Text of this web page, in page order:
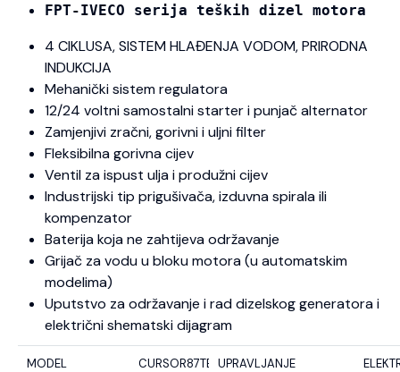
FPT-IVECO serija teških dizel motora
4 CIKLUSA, SISTEM HLAĐENJA VODOM, PRIRODNA
INDUKCIJA
Mehanički sistem regulatora
12/24 voltni samostalni starter i punjač alternator
Zamjenjivi zračni, gorivni i uljni filter
Fleksibilna gorivna cijev
Ventil za ispust ulja i produžni cijev
Industrijski tip prigušivača, izduvna spirala ili
kompenzator
Baterija koja ne zahtijeva održavanje
Grijač za vodu u bloku motora (u automatskim
modelima)
Uputstvo za održavanje i rad dizelskog generatora i
električni shematski dijagram
MODEL CURSOR87TE4.S550UPRAVLJANJE